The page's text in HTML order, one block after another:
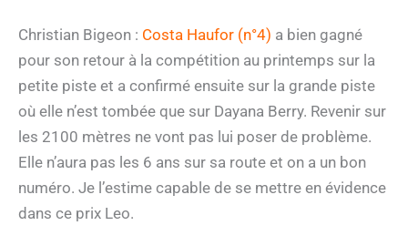
Christian Bigeon : Costa Haufor (n°4) a bien gagné
pour son retour à la compétition au printemps sur la
petite piste et a confirmé ensuite sur la grande piste
où elle n’est tombée que sur Dayana Berry. Revenir sur
les 2100 mètres ne vont pas lui poser de problème.
Elle n’aura pas les 6 ans sur sa route et on a un bon
numéro. Je l’estime capable de se mettre en évidence
dans ce prix Leo.